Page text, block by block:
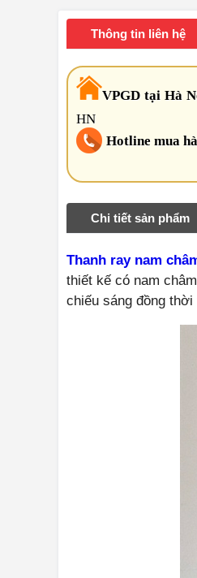
Thông tin liên hệ
VPGD tại Hà
HN
Hotline mua
Chi tiết sản phẩm
Thanh ray nam
thiết kế có nam
chiếu sáng đồng